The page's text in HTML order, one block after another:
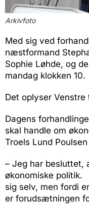
Arkivfoto
Med sig ved
næstformand
Sophie Løhde, og
mandag klokken 10.
Det oplyser Venstre
Dagens
skal handle om
Troels Lund
– Jeg har besluttet,
økonomiske
sig selv, men fordi
er forudsætningen